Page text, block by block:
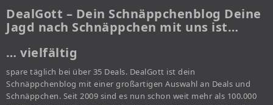
DealGott – Dein Schnäppchenblog Deine
Jagd nach Schnäppchen mit uns ist…
… vielfältig
spare täglich bei über 35 Deals. DealGott ist dein
Schnäppchenblog mit einer großartigen Auswahl an Deals und
Schnäppchen. Seit 2009 sind es nun schon weit mehr als 100.000